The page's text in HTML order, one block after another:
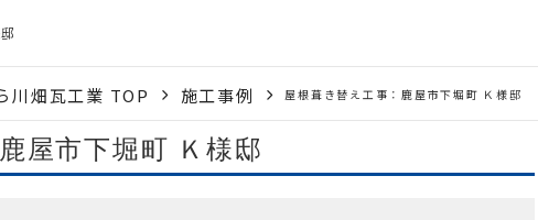
川畑瓦工業 TOP 施工事例 屋根葺き替え工事：鹿屋市下堀町 Ｋ様邸
屋市下堀町 Ｋ様邸